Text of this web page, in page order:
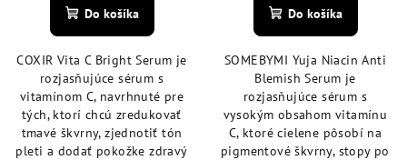
produktu
z
5
hviezdičiek.
Do košíka
COXIR Vita C Bright Serum je
rozjasňujúce sérum s
vitamínom C, navrhnuté pre
tých, ktorí chcú zredukovať
tmavé škvrny, zjednotiť tón
pleti a dodať pokožke zdravý
produktu
z
5
hviezdičiek.
Do košíka
SOMEBYMI Yuja Niacin Anti
Blemish Serum je
rozjasňujúce sérum s
vysokým obsahom vitamínu
C, ktoré cielene pôsobí na
pigmentové škvrny, stopy po